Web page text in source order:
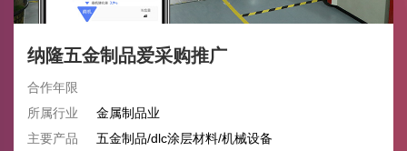
纳隆五金制品爱采购推广
合作年限
所属行业
金属制品业
主要产品
五金制品/dlc涂层材料/机械设备